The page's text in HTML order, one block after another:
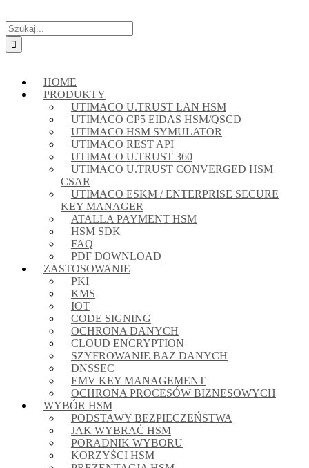
Szukaj
HOME
PRODUKTY
UTIMACO U.TRUST LAN HSM
UTIMACO CP5 EIDAS HSM/QSCD
UTIMACO HSM SYMULATOR
UTIMACO REST API
UTIMACO U.TRUST 360
UTIMACO U.TRUST CONVERGED HSM
CSAR
UTIMACO ESKM / ENTERPRISE SECURE
KEY MANAGER
ATALLA PAYMENT HSM
HSM SDK
FAQ
PDF DOWNLOAD
ZASTOSOWANIE
PKI
KMS
IOT
CODE SIGNING
OCHRONA DANYCH
CLOUD ENCRYPTION
SZYFROWANIE BAZ DANYCH
DNSSEC
EMV KEY MANAGEMENT
OCHRONA PROCESÓW BIZNESOWYCH
WYBÓR HSM
PODSTAWY BEZPIECZEŃSTWA
JAK WYBRAĆ HSM
PORADNIK WYBORU
KORZYŚCI HSM